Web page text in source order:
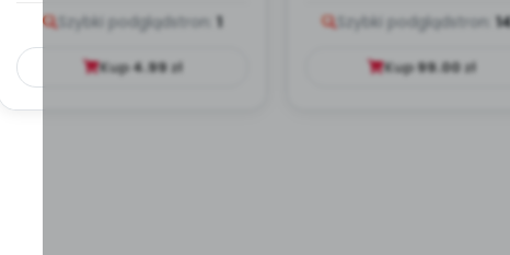
Szybki podglądstron: 1
Kup4.99zł
Szybki podglądstron:
Kup99.00zł